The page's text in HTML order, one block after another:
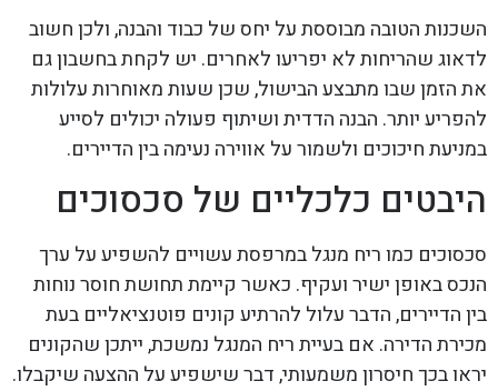
השכנות הטובה מבוססת על יחס של כבוד והבנה, ולכן חשוב
לדאוג שהריחות לא יפריעו לאחרים. יש לקחת בחשבון גם
את הזמן שבו מתבצע הבישול, שכן שעות מאוחרות עלולות
להפריע יותר. הבנה הדדית ושיתוף פעולה יכולים לסייע
במניעת חיכוכים ולשמור על אווירה נעימה בין הדיירים.
היבטים כלכליים של סכסוכים
סכסוכים כמו ריח מנגל במרפסת עשויים להשפיע על ערך
הנכס באופן ישיר ועקיף. כאשר קיימת תחושת חוסר נוחות
בין הדיירים, הדבר עלול להרתיע קונים פוטנציאליים בעת
מכירת הדירה. אם בעיית ריח המנגל נמשכת, ייתכן שהקונים
יראו בכך חיסרון משמעותי, דבר שישפיע על ההצעה שיקבלו.